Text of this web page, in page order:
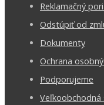
Reklamačný
Odstúpiť od
Dokumenty
Ochrana
Podporujeme
Veľkoobchodná